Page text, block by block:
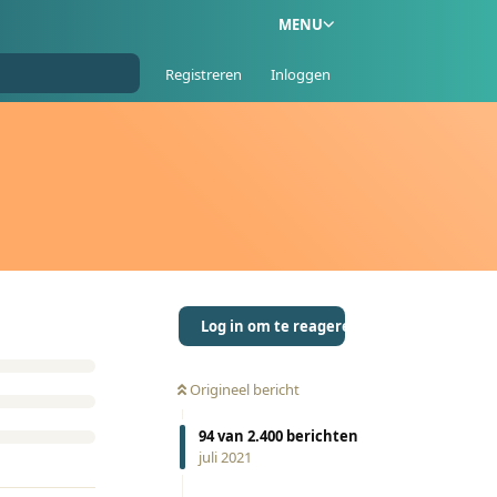
MENU
Registreren Inloggen
Log in om te reageren
Origineel bericht
94van 2.400 berichten
juli 2021